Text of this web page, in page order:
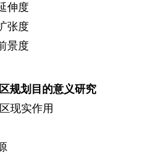
伸度
张度
景度
规划目的意义研究
现实作用